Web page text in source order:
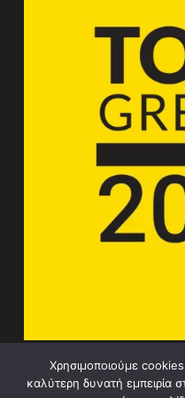
Χρησιμοποιούμε
καλύτερη δυνατή εμπειρία